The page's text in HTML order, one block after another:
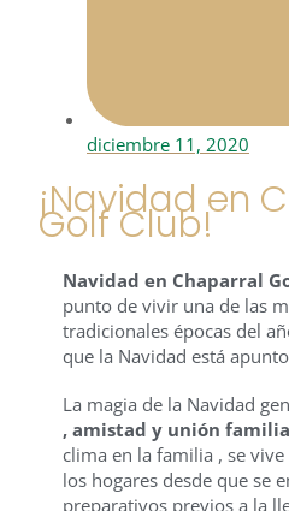
diciembre 11, 2020
¡Navidad en
Golf Club!
Navidad en Chaparral
punto de vivir una de las
tradicionales épocas del
que la Navidad está
La magia de la Navidad
, amistad y unión
clima en la familia , se
los hogares desde que se
preparativos previos a la